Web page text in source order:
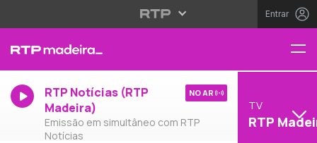
Entrar
RTP Notícias (RTP
Madeira)
Emissão em simultâneo com RTP
Notícias
NO AR
TV
RTP